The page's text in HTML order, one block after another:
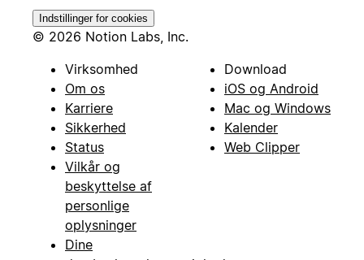
Indstillinger for cookies
© 2026 Notion Labs, Inc.
Virksomhed
Om os
Karriere
Sikkerhed
Status
Vilkår og
beskyttelse af
personlige
oplysninger
Dine
Download
iOS og Android
Mac og Windows
Kalender
Web Clipper